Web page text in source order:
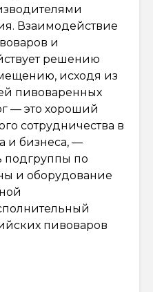
Взаимодействие
и
решению
исходя из
пивоваренных
— это хороший
сотрудничества в
и бизнеса, —
подгруппы по
и оборудование
пивоваров